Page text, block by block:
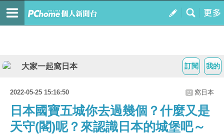
我的
訂閱
大家一起窩日本
2022-05-25 15:16:50 窩日本
日本國寶五城你去過幾個？什麼又是
天守(閣)呢？來認識日本的城堡吧～